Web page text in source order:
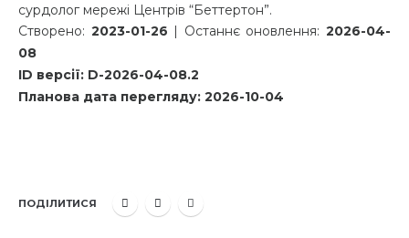
сурдолог мережі Центрів “Беттертон”.
Створено: 2023-01-26 | Останнє оновлення:2026-04-
08
ID версії: D-2026-04-08.2
Планова дата перегляду: 2026-10-04
ПОДІЛИТИСЯ